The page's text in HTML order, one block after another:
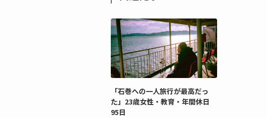
「石巻への一人旅行が最高だっ
た」23歳女性・教育・年間休日
95日